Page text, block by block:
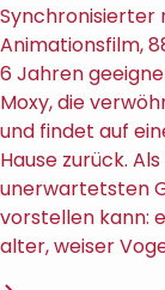
Synchronisierter
Animationsfilm,
6 Jahren
Moxy, die
und findet auf
Hause zurück.
unerwartetsten
vorstellen kann:
alter, weiser